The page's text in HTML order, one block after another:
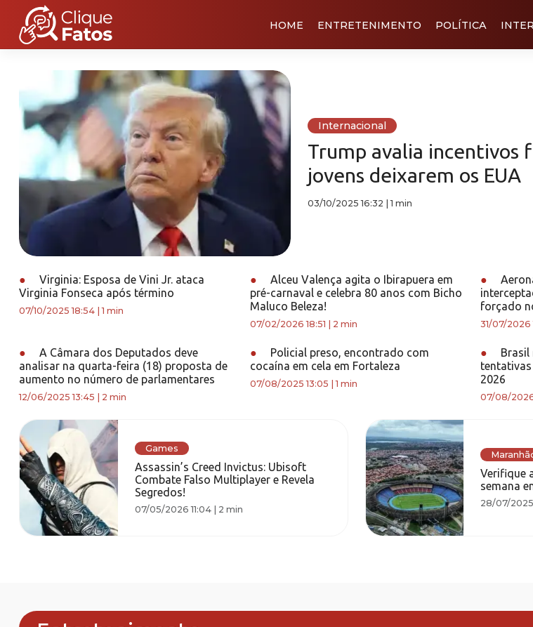
HOME ENTRETENIMENTO POLÍTICA
Internacional
Trump avalia incentivos
jovens deixarem os EUA
03/10/2025 16:32 |1 min
●
Virginia: Esposa de Vini Jr. ataca
Virginia Fonseca após término
07/10/2025 18:54 |1 min
●
Alceu Valença agita o Ibirapuera em
pré-carnaval e celebra 80 anos com Bicho
Maluco Beleza!
07/02/2026 18:51 2 min
●
forçado
31/07/2026
●
A Câmara dos Deputados deve
analisar na quarta-feira (18) proposta de
aumento no número de parlamentares
12/06/2025 13:45 2 min
●
Policial preso, encontrado com
cocaína em cela em Fortaleza
07/08/2025 13:05 |1 min
●
Brasil
2026
07/08/
Games
Assassin’s Creed Invictus: Ubisoft
Combate Falso Multiplayer e Revela
Segredos!
07/05/2026 11:04| 2 min
Verifique
semana
28/07/2025